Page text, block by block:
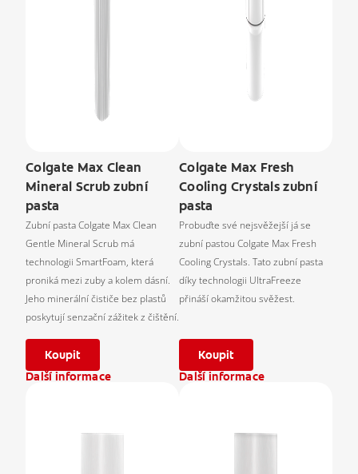
Colgate Max Clean
Mineral Scrub zubní
pasta
Zubní pasta Colgate Max Clean
Gentle Mineral Scrub má
technologii SmartFoam, která
proniká mezi zuby a kolem dásní.
Jeho minerální čističe bez plastů
poskytují senzační zážitek z čištění.
Koupit
Další informace
Colgate Max Fresh
Cooling Crystals zubní
pasta
Probuďte své nejsvěžejší já se
zubní pastou Colgate Max Fresh
Cooling Crystals. Tato zubní pasta
díky technologii UltraFreeze
přináší okamžitou svěžest.
Koupit
Další informace